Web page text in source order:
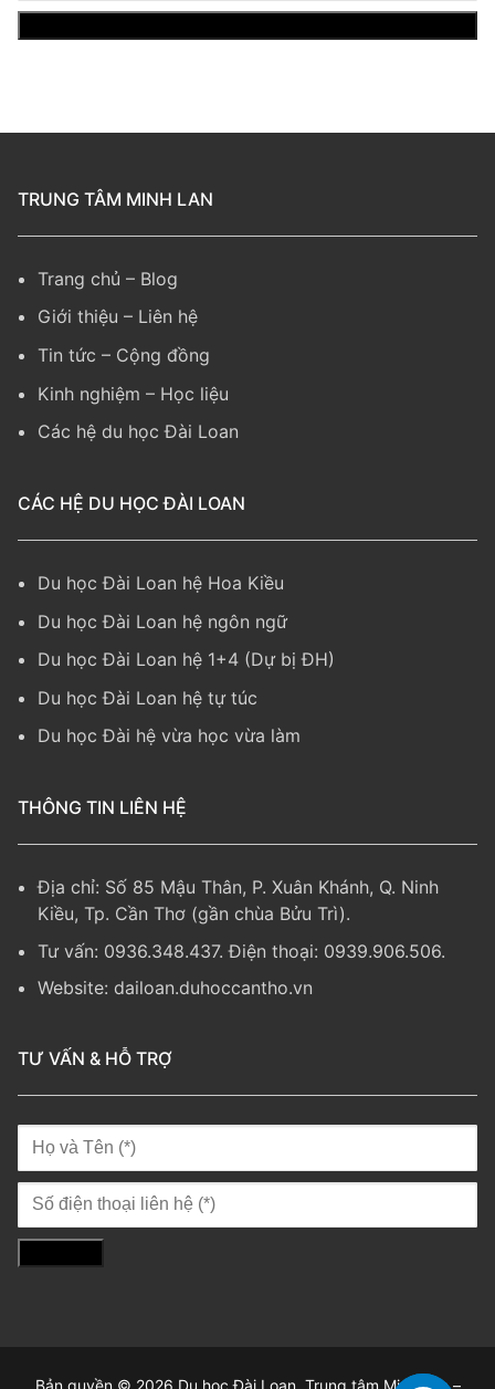
TRUNG TÂM MINH LAN
Trang chủ – Blog
Giới thiệu – Liên hệ
Tin tức – Cộng đồng
Kinh nghiệm – Học liệu
Các hệ du học Đài Loan
CÁC HỆ DU HỌC ĐÀI LOAN
Du học Đài Loan hệ Hoa Kiều
Du học Đài Loan hệ ngôn ngữ
Du học Đài Loan hệ 1+4 (Dự bị ĐH)
Du học Đài Loan hệ tự túc
Du học Đài hệ vừa học vừa làm
THÔNG TIN LIÊN HỆ
Địa chỉ: Số 85 Mậu Thân, P. Xuân Khánh, Q. Ninh
Kiều, Tp. Cần Thơ (gần chùa Bửu Trì).
Tư vấn: 0936.348.437. Điện thoại: 0939.906.506.
Website: dailoan.duhoccantho.vn
TƯ VẤN & HỖ TRỢ
Bản quyền © 2026 Du học Đài Loan. Trung tâm Minh Lan –